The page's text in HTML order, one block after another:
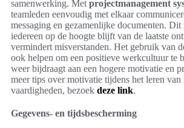
samenwerking. Met projectmanagement
teamleden eenvoudig met elkaar
messaging en gezamenlijke documenten.
iedereen op de hoogte blijft van de laatste
vermindert misverstanden. Het gebruik van
ook helpen om een positieve werkcultuur te
weer bijdraagt aan een hogere motivatie en
meer tips over motivatie tijdens het leren van
vaardigheden, bezoek deze link.
Gegevens- en tijdsbescherming